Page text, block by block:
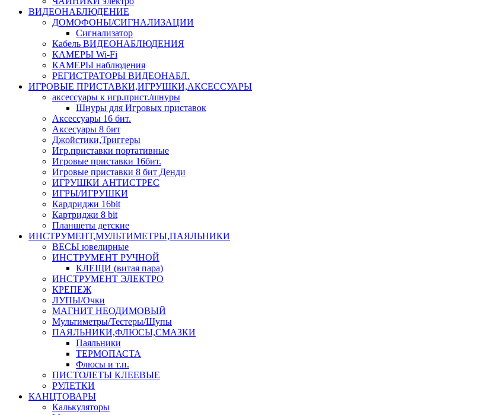
ВИДЕОНАБЛЮДЕНИЕ
ДОМОФОНЫ/СИГНАЛИЗАЦИИ
Сигнализатор
Кабель ВИДЕОНАБЛЮДЕНИЯ
КАМЕРЫ Wi-Fi
КАМЕРЫ наблюдения
РЕГИСТРАТОРЫ ВИДЕОНАБЛ.
ИГРОВЫЕ ПРИСТАВКИ,ИГРУШКИ,АКСЕССУАРЫ
аксесcуары к игр.прист./шнуры
Шнуры для Игровых приставок
Аксессуары 16 бит.
Аксесуары 8 бит
Джойстики,Триггеры
Игр.приставки портативные
Игровые приставки 16бит.
Игровые приставки 8 бит Денди
ИГРУШКИ АНТИСТРЕС
ИГРЫ/ИГРУШКИ
Кардриджи 16bit
Картриджи 8 bit
Планшеты детские
ИНСТРУМЕНТ,МУЛЬТИМЕТРЫ,ПАЯЛЬНИКИ
ВЕСЫ ювелирные
ИНСТРУМЕНТ РУЧНОЙ
КЛЕЩИ (витая пара)
ИНСТРУМЕНТ ЭЛЕКТРО
КРЕПЕЖ
ЛУПЫ/Очки
МАГНИТ НЕОДИМОВЫЙ
Мультиметры/Тестеры/Щупы
ПАЯЛЬНИКИ,ФЛЮСЫ,СМАЗКИ
Паяльники
ТЕРМОПАСТА
Флюсы и т.п.
ПИСТОЛЕТЫ КЛЕЕВЫЕ
РУЛЕТКИ
КАНЦТОВАРЫ
Калькуляторы